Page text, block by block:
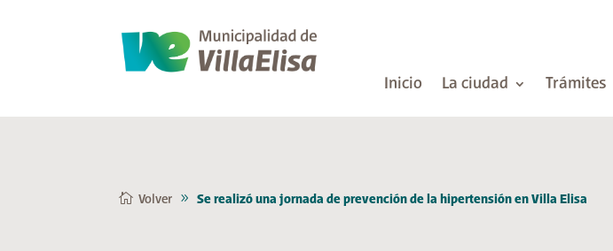
Inicio La ciudad Trámites
Volver Se realizó una jornada de prevención de la hipertensión en Villa Elisa